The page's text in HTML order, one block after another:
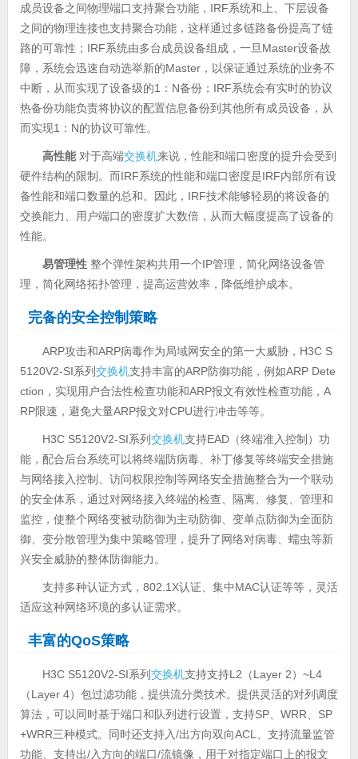
成员设备之间物理端口支持聚合功能，IRF系统和上、下层设备
之间的物理连接也支持聚合功能，这样通过多链路备份提高了链
路的可靠性；IRF系统由多台成员设备组成，一旦Master设备故
障，系统会迅速自动选举新的Master，以保证通过系统的业务不
中断，从而实现了设备级的1：N备份；IRF系统会有实时的协议
热备份功能负责将协议的配置信息备份到其他所有成员设备，从
而实现1：N的协议可靠性。
高性能对于高端交换机来说，性能和端口密度的提升会受到
硬件结构的限制。而IRF系统的性能和端口密度是IRF内部所有设
备性能和端口数量的总和。因此，IRF技术能够轻易的将设备的
交换能力、用户端口的密度扩大数倍，从而大幅度提高了设备的
性能。
易管理性整个弹性架构共用一个IP管理，简化网络设备管
理，简化网络拓扑管理，提高运营效率，降低维护成本。
完备的安全控制策略
ARP攻击和ARP病毒作为局域网安全的第一大威胁，H3C S
5120V2-SI系列交换机支持丰富的ARP防御功能，例如ARP Dete
ction，实现用户合法性检查功能和ARP报文有效性检查功能，A
RP限速，避免大量ARP报文对CPU进行冲击等等。
H3C S5120V2-SI系列交换机支持EAD（终端准入控制）功
能，配合后台系统可以将终端防病毒、补丁修复等终端安全措施
与网络接入控制、访问权限控制等网络安全措施整合为一个联动
的安全体系，通过对网络接入终端的检查、隔离、修复、管理和
监控，使整个网络变被动防御为主动防御、变单点防御为全面防
御、变分散管理为集中策略管理，提升了网络对病毒、蠕虫等新
兴安全威胁的整体防御能力。
支持多种认证方式，802.1X认证、集中MAC认证等等，灵活
适应这种网络环境的多认证需求。
丰富的QoS策略
H3C S5120V2-SI系列交换机支持支持L2（Layer 2）~L4
（Layer 4）包过滤功能，提供流分类技术。提供灵活的对列调度
算法，可以同时基于端口和队列进行设置，支持SP、WRR、SP
+WRR三种模式。同时还支持入/出方向双向ACL、支持流量监管
功能、支持出/入方向的端口/流镜像，用于对指定端口上的报文